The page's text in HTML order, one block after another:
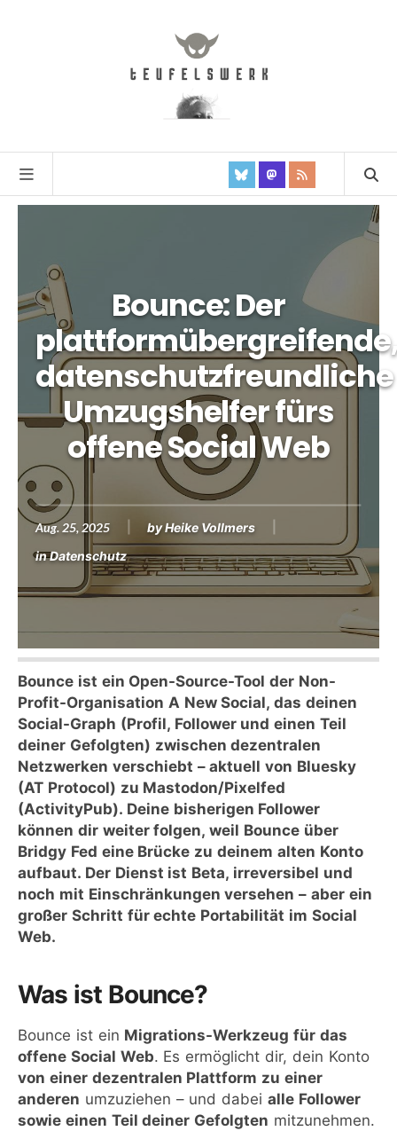
Bounce: Der
datenschutzfreundliche
Umzugshelfer fürs
offene Social Web
Aug. 25, 2025 byHeike Vollmers
inDatenschutz
Bounce ist ein Open-Source-Tool der Non-
Profit-Organisation A New Social, das deinen
Social-Graph (Profil, Follower und einen Teil
deiner Gefolgten) zwischen dezentralen
Netzwerken verschiebt – aktuell von Bluesky
(AT Protocol) zu Mastodon/Pixelfed
(ActivityPub). Deine bisherigen Follower
können dir weiter folgen, weil Bounce über
Bridgy Fed eine Brücke zu deinem alten Konto
aufbaut. Der Dienst ist Beta, irreversibel und
noch mit Einschränkungen versehen – aber ein
großer Schritt für echte Portabilität im Social
Web.
Was ist Bounce?
Bounce ist ein Migrations-Werkzeug für das
offene Social Web. Es ermöglicht dir, dein Konto
von einer dezentralen Plattform zu einer
anderen umzuziehen – und dabei alle Follower
sowie einen Teil deiner Gefolgten mitzunehmen.